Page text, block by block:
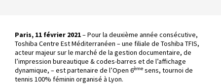
Paris, 11 février 2021– Pour la deuxième année consécutive,
Toshiba Centre Est Méditerranéen – une filiale de Toshiba TFIS,
acteur majeur sur le marché de la gestion documentaire, de
l’impression bureautique & codes-barres et de l’affichage
dynamique, – est partenaire de l’Open 6ème sens, tournoi de
tennis 100% féminin organisé à Lyon.